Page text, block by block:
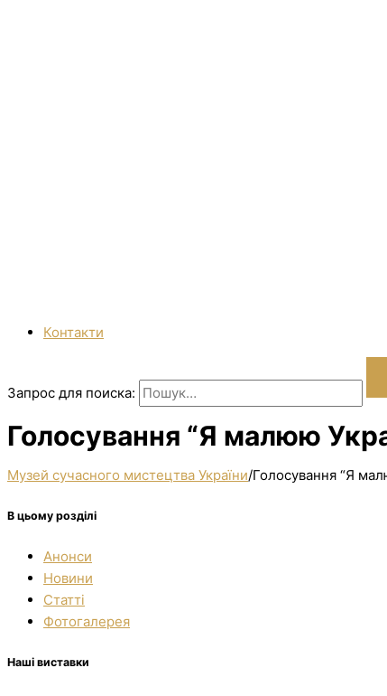
Контакти
Запрос для поиска:
Голосування “Я малюю
Музей сучасного мистецтва України/Голосування “Я
В цьому розділі
Анонси
Новини
Статті
Фотогалерея
Наші виставки